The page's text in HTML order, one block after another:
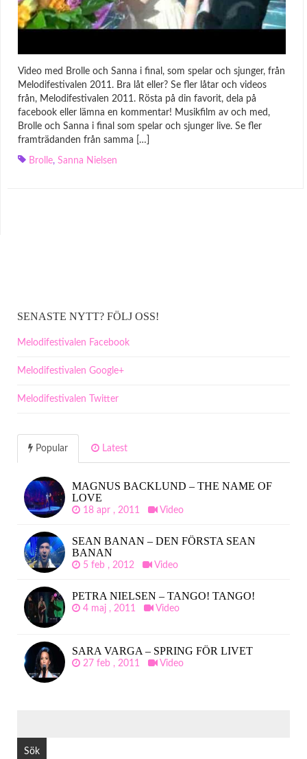
Video med Brolle och Sanna i final, som spelar och sjunger, från
Melodifestivalen 2011. Bra låt eller? Se fler låtar och videos
från, Melodifestivalen 2011. Rösta på din favorit, dela på
facebook eller lämna en kommentar! Musikfilm av och med,
Brolle och Sanna i final som spelar och sjunger live. Se fler
framträdanden från samma […]
Brolle, Sanna Nielsen
SENASTE NYTT? FÖLJ OSS!
Melodifestivalen Facebook
Melodifestivalen Google+
Melodifestivalen Twitter
Popular Latest
MAGNUS BACKLUND – THE NAME OF
LOVE
18 apr , 2011 Video
SEAN BANAN – DEN FÖRSTA SEAN
BANAN
5 feb , 2012 Video
PETRA NIELSEN – TANGO! TANGO!
4 maj , 2011 Video
SARA VARGA – SPRING FÖR LIVET
27 feb , 2011 Video